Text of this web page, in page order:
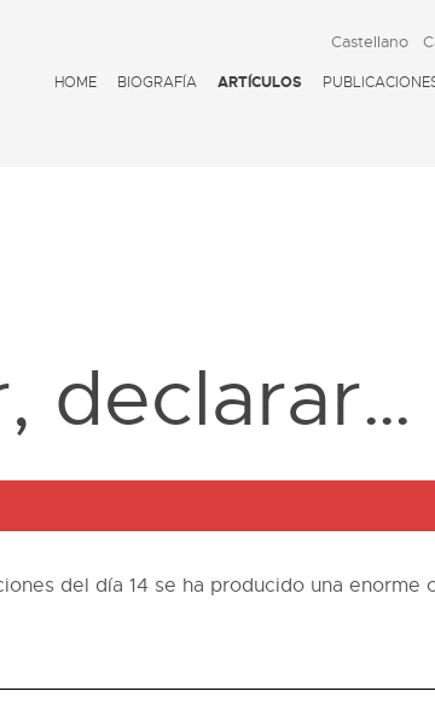
HOME BIOGRAFÍA ARTÍCULOS
Castellano
declarar…
del día 14 se ha producido una